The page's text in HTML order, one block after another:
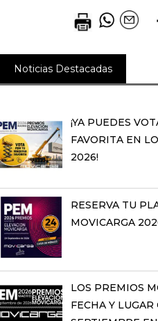
Noticias Destacadas
¡YA PUEDES
FAVORITA EN
2026!
RESERVA TU
MOVICARGA
LOS PREMIOS
FECHA Y